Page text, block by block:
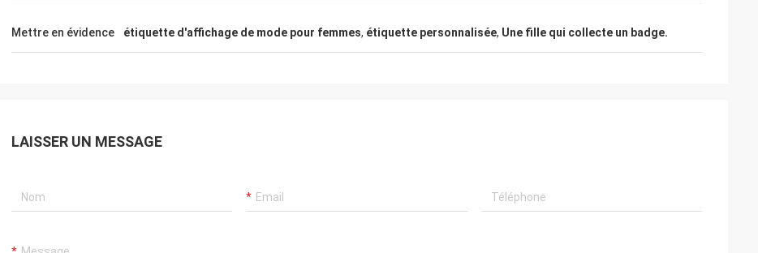
Mettre en évidence étiquette d'affichage de mode pour femmes, étiquette personnalisée, Une fille qui collecte un badge.
LAISSER UN MESSAGE